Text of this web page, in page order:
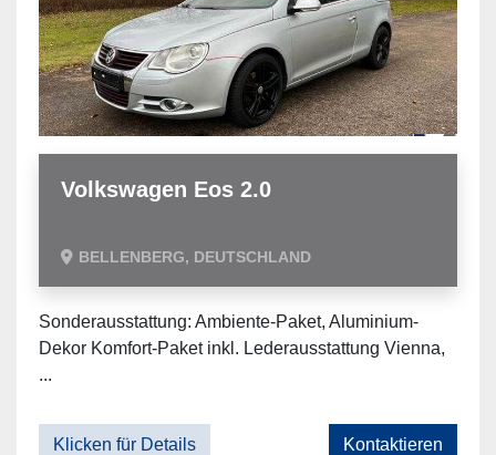
Volkswagen Eos 2.0
BELLENBERG, DEUTSCHLAND
Sonderausstattung: Ambiente-Paket, Aluminium-
Dekor Komfort-Paket inkl. Lederausstattung Vienna,
...
Klicken für Details Kontaktieren